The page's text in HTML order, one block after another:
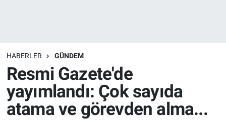
HABERLER GÜNDEM
Resmi Gazete'de
yayımlandı: Çok sayıda
atama ve görevden alma...